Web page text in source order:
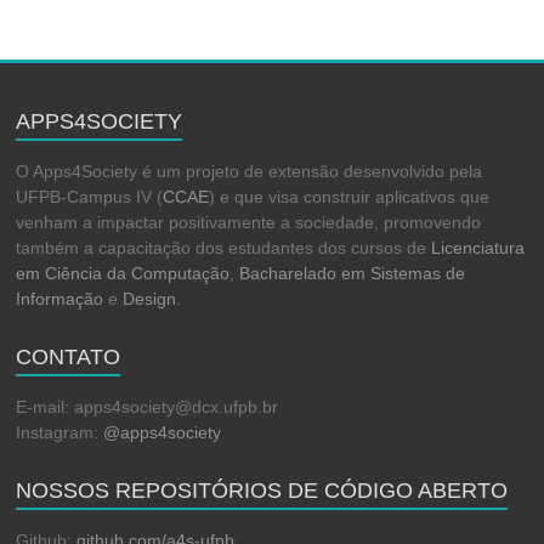
APPS4SOCIETY
O Apps4Society é um projeto de extensão desenvolvido pela
UFPB-Campus IV (CCAE) e que visa construir aplicativos que
venham a impactar positivamente a sociedade, promovendo
também a capacitação dos estudantes dos cursos de Licenciatura
em Ciência da Computação
Bacharelado em Sistemas de
Informação e Design
CONTATO
E-mail: apps4society@dcx.ufpb.br
Instagram: @apps4society
NOSSOS REPOSITÓRIOS DE CÓDIGO ABERTO
Github:github.com/a4s-ufpb